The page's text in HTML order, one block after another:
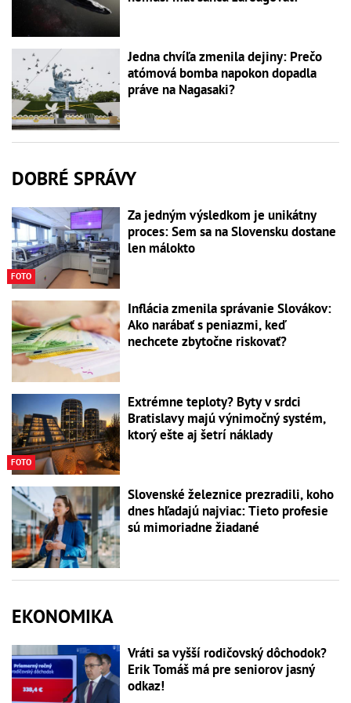
Jedna chvíľa zmenila dejiny: Prečo
atómová bomba napokon dopadla
práve na Nagasaki?
DOBRÉ SPRÁVY
FOTO
Za jedným výsledkom je unikátny
proces: Sem sa na Slovensku dostane
len málokto
Inflácia zmenila správanie Slovákov:
Ako narábať s peniazmi, keď
nechcete zbytočne riskovať?
FOTO
Extrémne teploty? Byty v srdci
Bratislavy majú výnimočný systém,
ktorý ešte aj šetrí náklady
Slovenské železnice prezradili, koho
dnes hľadajú najviac: Tieto profesie
sú mimoriadne žiadané
EKONOMIKA
Vráti sa vyšší rodičovský dôchodok?
Erik Tomáš má pre seniorov jasný
odkaz!